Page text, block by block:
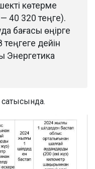
көтерме
40 320 теңге).
бағасы өңірге
дейін
Энергетика
сатысында.